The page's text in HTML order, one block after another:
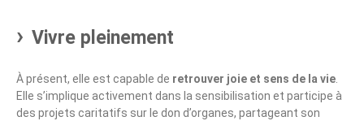
Vivre pleinement
À présent, elle est capable de retrouver joie et sens de la vie.
Elle s’implique activement dans la sensibilisation et participe à
des projets caritatifs sur le don d’organes, partageant son